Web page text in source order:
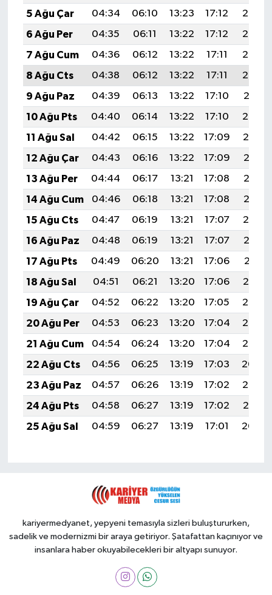
5 Ağu Çar
04:34 06:10 13:23 17:12
20:25
6 Ağu Per
04:35 06:11 13:22 17:12
20:24
7 Ağu Cum
04:36 06:12 13:22 17:11
20:23
8 Ağu Cts
04:38 06:12 13:22 17:11
20:22
9 Ağu Paz
04:39 06:13 13:22 17:10
20:21
10 Ağu Pts
04:40 06:14 13:22 17:10
20:20
11 Ağu Sal
04:42 06:15 13:22 17:09
20:19
12 Ağu Çar
04:43 06:16 13:22 17:09
20:17
13 Ağu Per
04:44 06:17 13:21 17:08
20:16
14 Ağu Cum
04:46 06:18 13:21 17:08
20:15
15 Ağu Cts
04:47 06:19 13:21 17:07
20:14
16 Ağu Paz
04:48 06:19 13:21 17:07
20:12
17 Ağu Pts
04:49 06:20 13:21 17:06
20:11
18 Ağu Sal
04:51 06:21 13:20 17:06
20:10
19 Ağu Çar
04:52 06:22 13:20 17:05
20:08
20 Ağu Per
04:53 06:23 13:20 17:04
20:07
21 Ağu Cum
04:54 06:24 13:20 17:04
20:06
22 Ağu Cts
04:56 06:25 13:19 17:03
20:04
23 Ağu Paz
04:57 06:26 13:19 17:02
20:03
24 Ağu Pts
04:58 06:27 13:19 17:02
20:01
25 Ağu Sal
04:59 06:27 13:19 17:01 20:00
kariyermedyanet, yepyeni temasıyla sizleri buluştururken,
sadelik ve modernizmi bir araya getiriyor. Şatafattan kaçınıyor ve
insanlara haber okuyabilecekleri bir altyapı sunuyor.